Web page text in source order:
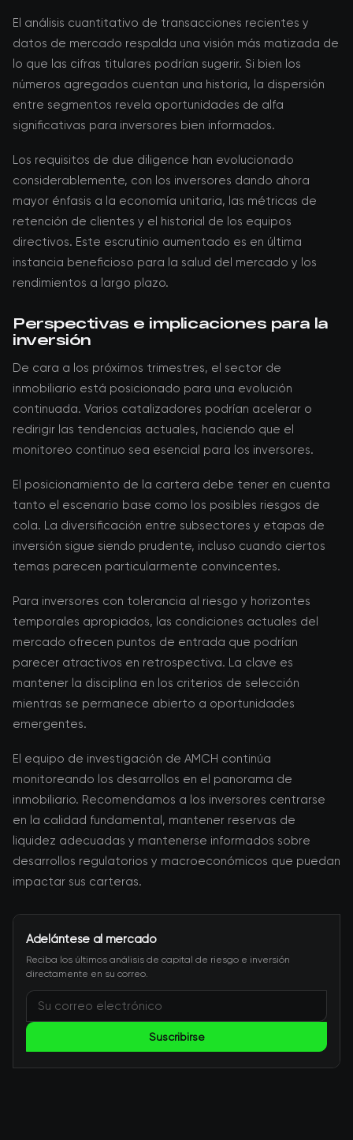
El análisis cuantitativo de transacciones recientes y
datos de mercado respalda una visión más matizada de
lo que las cifras titulares podrían sugerir. Si bien los
números agregados cuentan una historia, la dispersión
entre segmentos revela oportunidades de alfa
significativas para inversores bien informados.
Los requisitos de due diligence han evolucionado
considerablemente, con los inversores dando ahora
mayor énfasis a la economía unitaria, las métricas de
retención de clientes y el historial de los equipos
directivos. Este escrutinio aumentado es en última
instancia beneficioso para la salud del mercado y los
rendimientos a largo plazo.
Perspectivas e implicaciones para la
inversión
De cara a los próximos trimestres, el sector de
inmobiliario está posicionado para una evolución
continuada. Varios catalizadores podrían acelerar o
redirigir las tendencias actuales, haciendo que el
monitoreo continuo sea esencial para los inversores.
El posicionamiento de la cartera debe tener en cuenta
tanto el escenario base como los posibles riesgos de
cola. La diversificación entre subsectores y etapas de
inversión sigue siendo prudente, incluso cuando ciertos
temas parecen particularmente convincentes.
Para inversores con tolerancia al riesgo y horizontes
temporales apropiados, las condiciones actuales del
mercado ofrecen puntos de entrada que podrían
parecer atractivos en retrospectiva. La clave es
mantener la disciplina en los criterios de selección
mientras se permanece abierto a oportunidades
emergentes.
El equipo de investigación de AMCH continúa
monitoreando los desarrollos en el panorama de
inmobiliario. Recomendamos a los inversores centrarse
en la calidad fundamental, mantener reservas de
liquidez adecuadas y mantenerse informados sobre
desarrollos regulatorios y macroeconómicos que puedan
impactar sus carteras.
Adelántese al mercado
Reciba los últimos análisis de capital de riesgo e inversión
directamente en su correo.
Suscribirse